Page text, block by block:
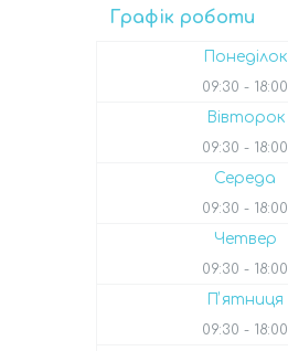
Графік роботи
Понеділок
09:30 18:00
Вівторок
09:30 18:00
Середа
09:30 18:00
Четвер
09:30 18:00
Пʼятниця
09:30 18:00